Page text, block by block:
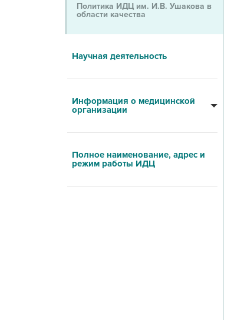
Политика ИДЦ им. И.В. Ушакова в
области качества
Научная деятельность
Информация о медицинской
организации
Полное наименование, адрес и
режим работы ИДЦ